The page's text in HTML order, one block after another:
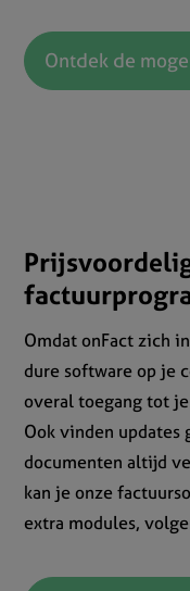
Ontdek de
Omdat onFact zich
dure software op je
overal toegang tot
Ook vinden updates
documenten altijd
kan je onze
extra modules,